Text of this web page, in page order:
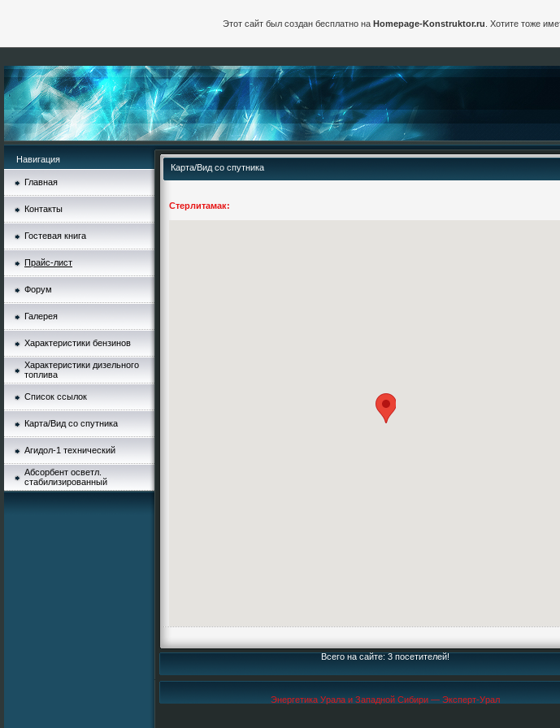
Навигация
Главная
Контакты
Гостевая книга
Прайс-лист
Форум
Галерея
Характеристики бензинов
Характеристики дизельного
топлива
Список ссылок
Карта/Вид со спутника
Агидол-1 технический
Абсорбент осветл.
стабилизированный
Карта/Вид со спутника
Стерлитамак:
Всего на сайте: 3 посетителей!
Энергетика Урала и Западной Сибири — Эксперт-Урал
Этот сайт был создан бесплатно на Homepage-Konstruktor.ru . Хотите тоже